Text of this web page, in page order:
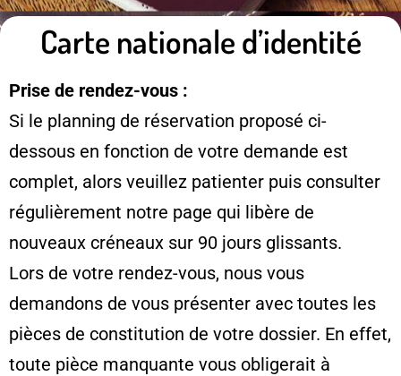
Carte nationale d’identité
Prise de rendez-vous :
Si le planning de réservation proposé ci-
dessous en fonction de votre demande est
complet, alors veuillez patienter puis consulter
régulièrement notre page qui libère de
nouveaux créneaux sur 90 jours glissants.
Lors de votre rendez-vous, nous vous
demandons de vous présenter avec toutes les
pièces de constitution de votre dossier. En effet,
toute pièce manquante vous obligerait à